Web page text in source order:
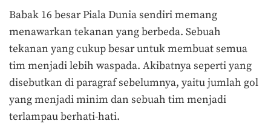
Babak 16 besar Piala Dunia sendiri memang
menawarkan tekanan yang berbeda. Sebuah
tekanan yang cukup besar untuk membuat semua
tim menjadi lebih waspada. Akibatnya seperti yang
disebutkan di paragraf sebelumnya, yaitu jumlah gol
yang menjadi minim dan sebuah tim menjadi
terlampau berhati-hati.